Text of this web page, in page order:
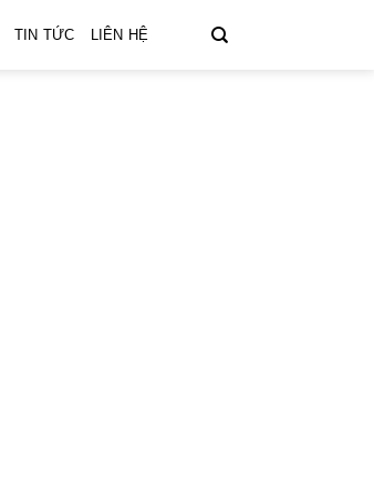
TIN TỨC LIÊN HỆ